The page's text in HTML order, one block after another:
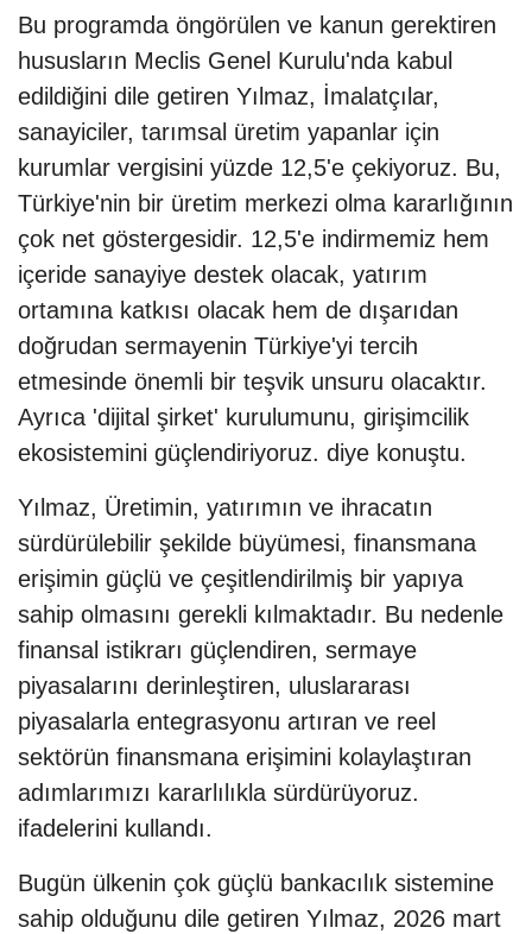
Bu programda öngörülen ve kanun gerektiren
hususların Meclis Genel Kurulu'nda kabul
edildiğini dile getiren Yılmaz, İmalatçılar,
sanayiciler, tarımsal üretim yapanlar için
kurumlar vergisini yüzde 12,5'e çekiyoruz. Bu,
Türkiye'nin bir üretim merkezi olma kararlığının
çok net göstergesidir. 12,5'e indirmemiz hem
içeride sanayiye destek olacak, yatırım
ortamına katkısı olacak hem de dışarıdan
doğrudan sermayenin Türkiye'yi tercih
etmesinde önemli bir teşvik unsuru olacaktır.
Ayrıca 'dijital şirket' kurulumunu, girişimcilik
ekosistemini güçlendiriyoruz. diye konuştu.
Yılmaz, Üretimin, yatırımın ve ihracatın
sürdürülebilir şekilde büyümesi, finansmana
erişimin güçlü ve çeşitlendirilmiş bir yapıya
sahip olmasını gerekli kılmaktadır. Bu nedenle
finansal istikrarı güçlendiren, sermaye
piyasalarını derinleştiren, uluslararası
piyasalarla entegrasyonu artıran ve reel
sektörün finansmana erişimini kolaylaştıran
adımlarımızı kararlılıkla sürdürüyoruz.
ifadelerini kullandı.
Bugün ülkenin çok güçlü bankacılık sistemine
sahip olduğunu dile getiren Yılmaz, 2026 mart